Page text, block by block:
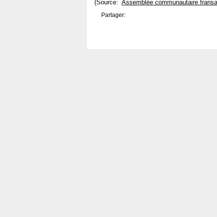
(Source: Assemblée communautaire
Partager: